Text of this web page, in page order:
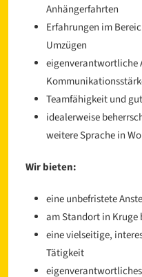
Anhängerfahrten
Erfahrungen im
Umzügen
eigenverantwortliche
Teamfähigkeit und
idealerweise
weitere Sprache in
Wir bieten:
eine unbefristete
am Standort in Kruge
eine vielseitige,
Tätigkeit